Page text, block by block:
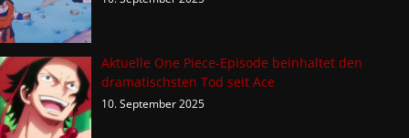
Aktuelle One Piece-Episode beinhaltet den
dramatischsten Tod seit Ace
10. September 2025